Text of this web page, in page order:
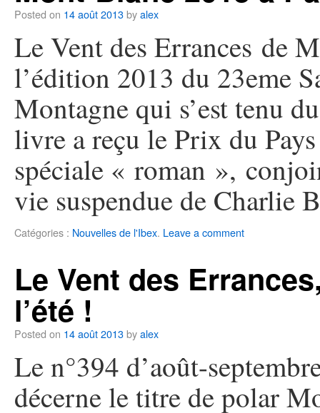
Posted on 14 août 2013byalex
Le Vent des Errances de
l’édition 2013 du 23eme
Montagne qui s’est tenu
livre a reçu le Prix du
spéciale « roman »,
vie suspendue de
Catégories : Nouvelles de l'Ibex. Leave a comment
Le Vent des
l’été !
Posted on 14 août 2013byalex
Le n°394 d’août-
décerne le titre de polar